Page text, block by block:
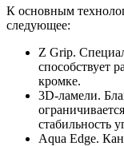
К основным
следующее:
Z Grip.
способствует
кромке.
3D-ламели.
стабильность
Aqua Edge.